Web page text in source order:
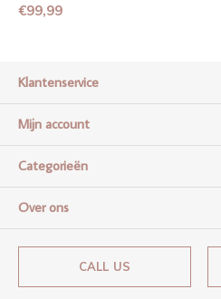
€99,99
Klantenservice
Mijn account
Categorieën
Over ons
CALL US